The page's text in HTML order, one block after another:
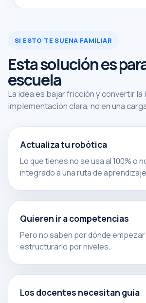
SI ESTO TE SUENA FAMILIAR
Esta solución es
escuela
La idea es bajar fricción y convertir la
implementación clara, no en una
Actualiza tu robótica
Lo que tienes no se usa al 100% o
integrado a una ruta de
Quieren ir a competencias
Pero no saben por dónde empezar
estructurarlo por niveles.
Los docentes necesitan guía